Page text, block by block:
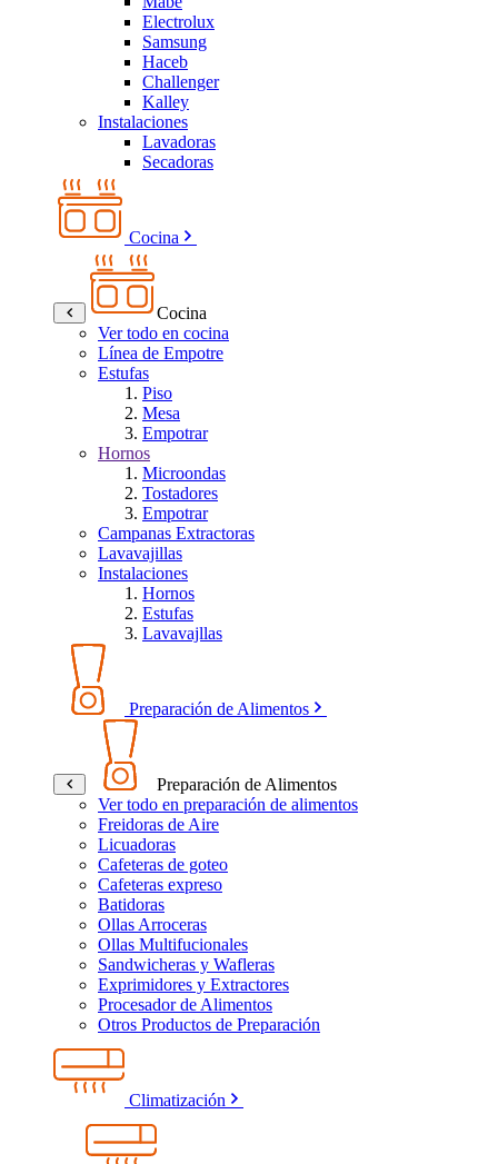
Electrolux
Samsung
Haceb
Challenger
Kalley
Instalaciones
Lavadoras
Secadoras
Cocina
Cocina
Ver todo en cocina
Línea de Empotre
Estufas
Piso
Mesa
Empotrar
Hornos
Microondas
Tostadores
Empotrar
Campanas Extractoras
Lavavajillas
Instalaciones
Hornos
Estufas
Lavavajllas
Preparación de Alimentos
Preparación de Alimentos
Ver todo en preparación de alimentos
Freidoras de Aire
Licuadoras
Cafeteras de goteo
Cafeteras expreso
Batidoras
Ollas Arroceras
Ollas Multifucionales
Sandwicheras y Wafleras
Exprimidores y Extractores
Procesador de Alimentos
Otros Productos de Preparación
Climatización